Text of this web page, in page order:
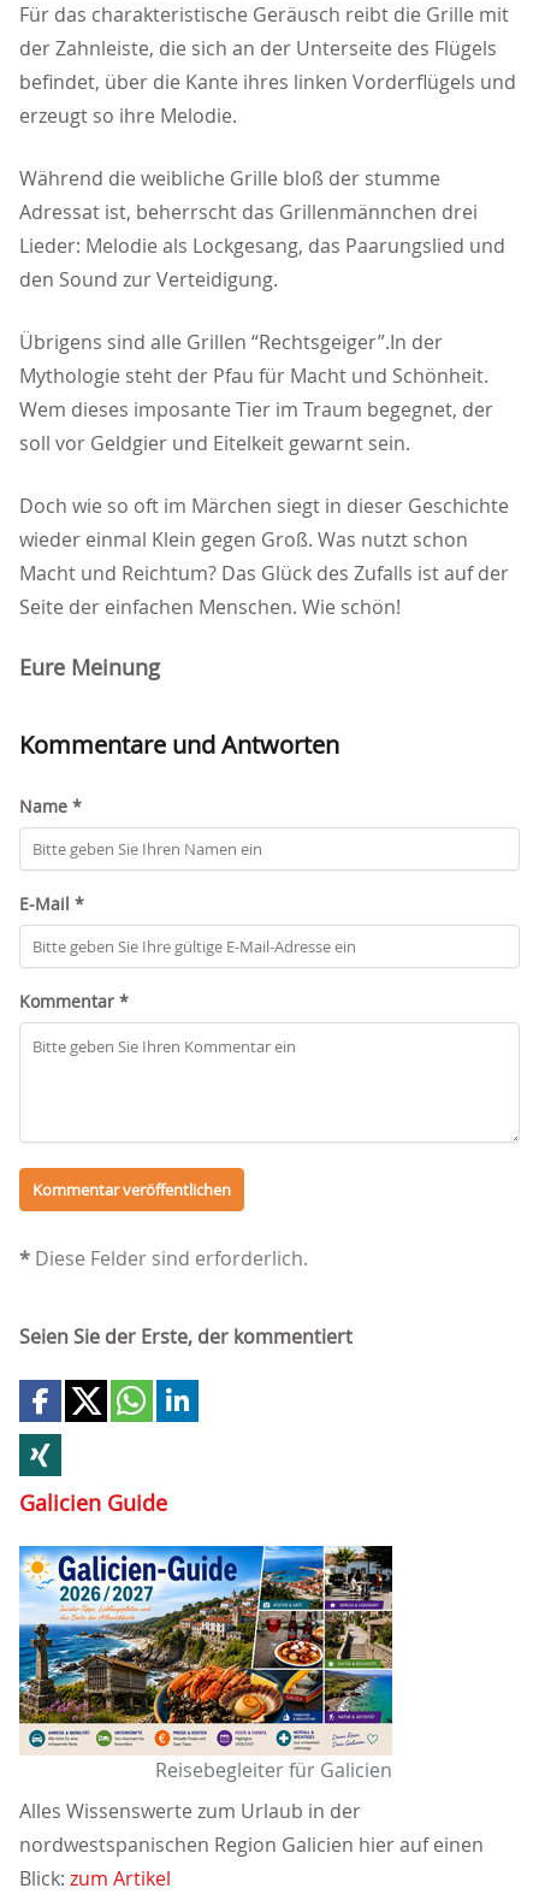
Für das charakteristische Geräusch reibt die Grille mit
der Zahnleiste, die sich an der Unterseite des Flügels
befindet, über die Kante ihres linken Vorderflügels und
erzeugt so ihre Melodie.
Während die weibliche Grille bloß der stumme
Adressat ist, beherrscht das Grillenmännchen drei
Lieder: Melodie als Lockgesang, das Paarungslied und
den Sound zur Verteidigung.
Übrigens sind alle Grillen “Rechtsgeiger”.In der
Mythologie steht der Pfau für Macht und Schönheit.
Wem dieses imposante Tier im Traum begegnet, der
soll vor Geldgier und Eitelkeit gewarnt sein.
Doch wie so oft im Märchen siegt in dieser Geschichte
wieder einmal Klein gegen Groß. Was nutzt schon
Macht und Reichtum? Das Glück des Zufalls ist auf der
Seite der einfachen Menschen. Wie schön!
Eure Meinung
Kommentare und Antworten
Name *
E-Mail *
Kommentar *
* Diese Felder sind erforderlich.
Seien Sie der Erste, der kommentiert
Galicien Guide
Reisebegleiter für Galicien
Alles Wissenswerte zum Urlaub in der
nordwestspanischen Region Galicien hier auf einen
Blick: zum Artikel